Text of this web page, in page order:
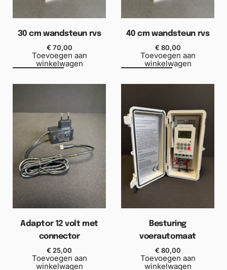
30 cm wandsteun rvs
€ 70,00
Toevoegen aan
winkelwagen
40 cm wandsteun rvs
€ 80,00
Toevoegen aan
winkelwagen
Adaptor 12 volt met
connector
€ 25,00
Toevoegen aan
winkelwagen
Besturing
voerautomaat
€ 80,00
Toevoegen aan
winkelwagen